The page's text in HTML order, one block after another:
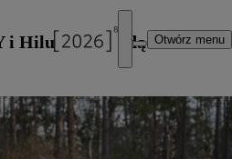
Otwórz menu
i Hilux z nagrodą Fleet